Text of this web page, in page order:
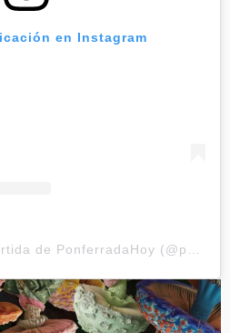
en Instagram
Una publicación compartida de PonferradaHoy (@ponferradahoy)